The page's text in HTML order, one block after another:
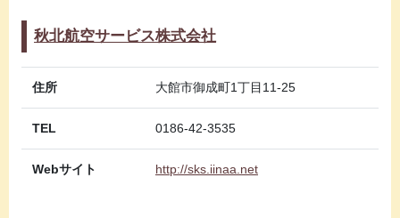
秋北航空サービス株式会社
住所 大館市御成町1丁目11-25
TEL 0186-42-3535
Webサイト http://sks.iinaa.net